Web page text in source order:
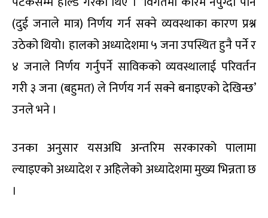
(दुई जनाले मात्र) निर्णय गर्न सक्ने व्यवस्थाका कारण प्रश्न
उठेको थियो। हालको अध्यादेशमा ५ जना उपस्थित हुनै पर्ने र
४ जनाले निर्णय गर्नुपर्ने साविकको व्यवस्थालाई परिवर्तन
गरी ३ जना (बहुमत) ले निर्णय गर्न सक्ने बनाइएको देखिन्छ’
उनले भने ।
उनका अनुसार यसअघि अन्तरिम सरकारको पालामा
ल्याइएको अध्यादेश र अहिलेको अध्यादेशमा मुख्य भिन्नता छ
।